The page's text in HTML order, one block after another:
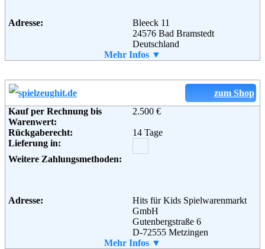
Adresse:
Bleeck 11
24576 Bad Bramstedt
Deutschland
04192 6430
Soziale Kanäle:
Weiterführende
Informationen:
Mehr Infos ▼
zum Shop
Kauf per Rechnung bis
Warenwert:
2.500 €
Rückgaberecht:
14 Tage
Lieferung in:
Weitere Zahlungsmethoden:
Adresse:
Hits für Kids Spielwarenmarkt
GmbH
Gutenbergstraße 6
D-72555 Metzingen
+49 (0) 7123 360320
Mehr Infos ▼